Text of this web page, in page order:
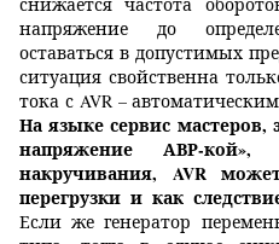
снижается частота
напряжение до
оставаться в допустимых
ситуация свойственна
тока с AVR –
На языке сервис мастеров,
напряжение АВР-
накручивания, AVR
перегрузки и как
Если же генератор